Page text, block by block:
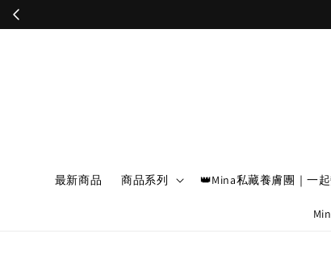
最新商品 商品系列 👑Mina私藏養膚團｜一